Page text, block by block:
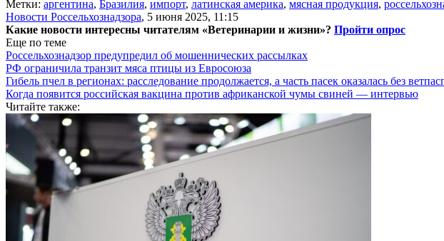
Метки: аргентина, Бразилия, импорт, латинская америка, мясная продукция,
Новости Россельхознадзора, 5 июня 2025, 11:15
Какие новости интересны читателям «Ветеринарии и жизни»? Пройти опрос
Еще по теме
Россельхознадзор предупредил об мошеннических рассылках
РФ ограничила транзит мяса птицы из Евросоюза
Гибель пчел в регионах: расследование продолжается, а часть пасек оказалась без
Когда появится российская вакцина против африканской чумы свиней — интервью
Читайте также: